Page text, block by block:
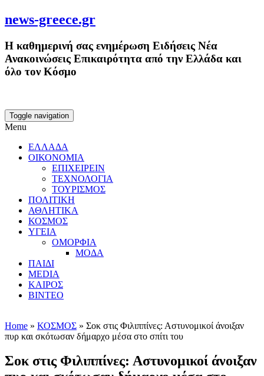
news-greece.gr
Η καθημερινή σας ενημέρωση Ειδήσεις Νέα
Ανακοινώσεις Επικαιρότητα από την Ελλάδα και
όλο τον Κόσμο
Toggle navigation
Menu
ΕΛΛΑΔΑ
ΟΙΚΟΝΟΜΙΑ
ΕΠΙΧΕΙΡΕΙΝ
ΤΕΧΝΟΛΟΓΙΑ
ΤΟΥΡΙΣΜΟΣ
ΠΟΛΙΤΙΚΗ
ΑΘΛΗΤΙΚΑ
ΚΟΣΜΟΣ
ΥΓΕΙΑ
ΟΜΟΡΦΙΑ
ΜΟΔΑ
ΠΑΙΔΙ
MEDIA
ΚΑΙΡΟΣ
ΒΙΝΤΕΟ
Home » ΚΟΣΜΟΣ » Σοκ στις Φιλιππίνες: Αστυνομικοί άνοιξαν
πυρ και σκότωσαν δήμαρχο μέσα στο σπίτι του
Σοκ στις Φιλιππίνες: Αστυνομικοί άνοιξαν